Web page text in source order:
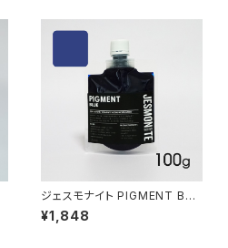
ジェスモナイト PIGMENT BLU
E 100g（着色剤:青 100g）
¥1,848